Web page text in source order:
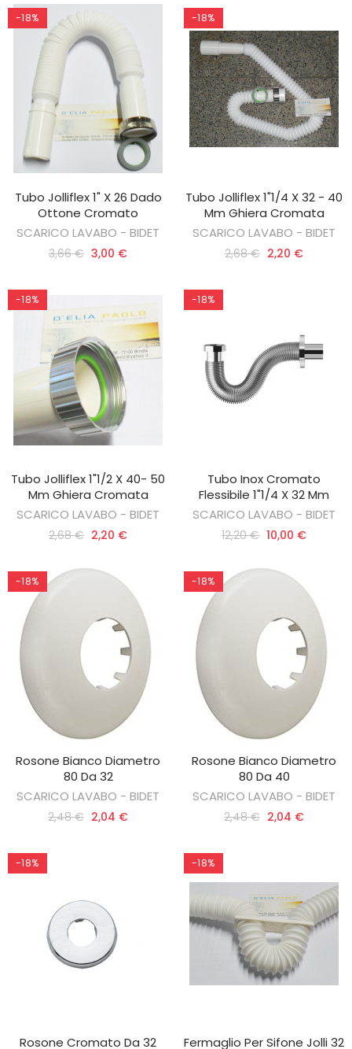
-18%
AGGIUNGI AL CARRELLO
Tubo Jolliflex 1" X 26 Dado
Ottone Cromato
SCARICO LAVABO - BIDET
3,66 € 3,00 €
-18%
AGGIUNGI AL CARRELLO
Tubo Jolliflex 1"1/4 X 32 - 40
Mm Ghiera Cromata
SCARICO LAVABO - BIDET
2,68 € 2,20 €
-18%
AGGIUNGI AL CARRELLO
Tubo Jolliflex 1"1/2 X 40- 50
Mm Ghiera Cromata
SCARICO LAVABO - BIDET
2,68 € 2,20 €
-18%
AGGIUNGI AL CARRELLO
Tubo Inox Cromato
Flessibile 1"1/4 X 32 Mm
SCARICO LAVABO - BIDET
12,20 € 10,00 €
-18%
AGGIUNGI AL CARRELLO
Rosone Bianco Diametro
80 Da 32
SCARICO LAVABO - BIDET
2,48 € 2,04 €
-18%
AGGIUNGI AL CARRELLO
Rosone Bianco Diametro
80 Da 40
SCARICO LAVABO - BIDET
2,48 € 2,04 €
-18%
AGGIUNGI AL CARRELLO
Rosone Cromato Da 32
-18%
AGGIUNGI AL CARRELLO
Fermaglio Per Sifone Jolli 32